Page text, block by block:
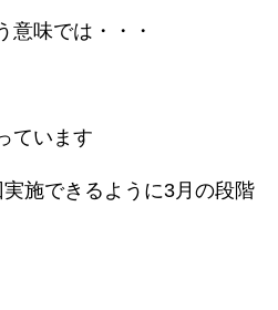
意味では・・・
ています
施できるように3月の段階